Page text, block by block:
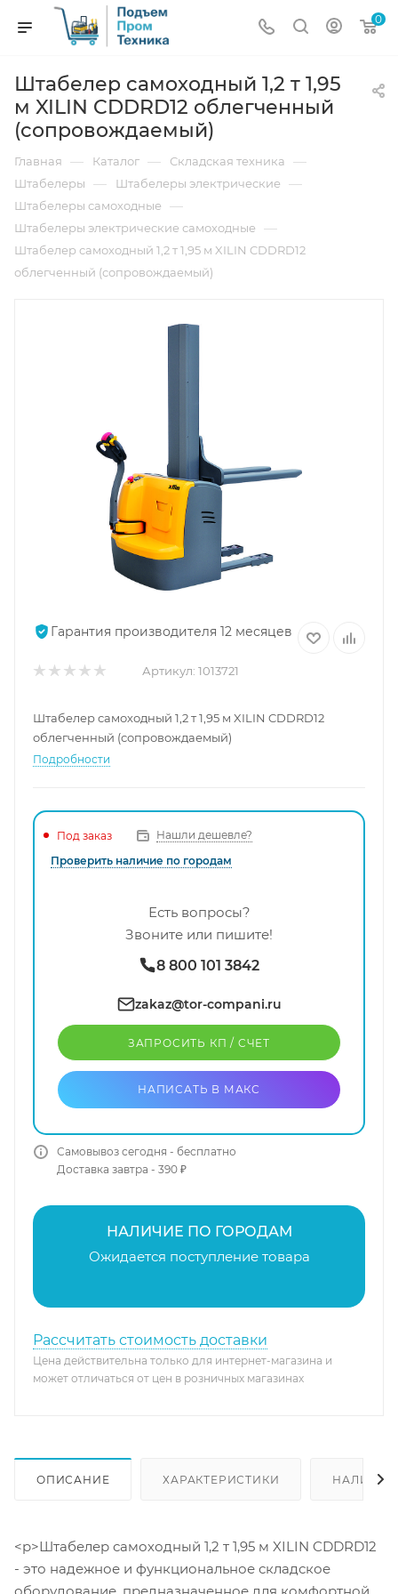
0
Штабелер самоходный 1,2 т 1,95
м XILIN CDDRD12 облегченный
(сопровождаемый)
Главная — Каталог — Складская техника —
Штабелеры — Штабелеры электрические —
Штабелеры самоходные —
Штабелеры электрические самоходные —
Штабелер самоходный 1,2 т 1,95 м XILIN CDDRD12
облегченный (сопровождаемый)
Гарантия производителя 12 месяцев
Артикул: 1013721
Штабелер самоходный 1,2 т 1,95 м XILIN CDDRD12
облегченный (сопровождаемый)
Подробности
Под заказ
Нашли дешевле?
Проверить наличие по городам
Есть вопросы?
Звоните или пишите!
8 800 101 3842
zakaz@tor-compani.ru
ЗАПРОСИТЬ КП / CЧЕТ
НАПИСАТЬ В МАКС
Самовывоз сегодня - бесплатно
Доставка завтра - 390 ₽
НАЛИЧИЕ ПО ГОРОДАМ
Ожидается поступление товара
Рассчитать стоимость доставки
Цена действительна только для интернет-магазина и
может отличаться от цен в розничных магазинах
ОПИСАНИЕ ХАРАКТЕРИСТИКИ
<p>Штабелер самоходный 1,2 т 1,95 м XILIN CDDRD12
- это надежное и функциональное складское